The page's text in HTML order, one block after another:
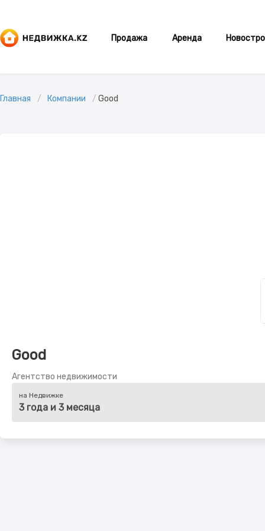
Продажа Аренда
Главная Компании Good
Good
Агентство недвижимости
на Недвижке
3 года и 3 месяца